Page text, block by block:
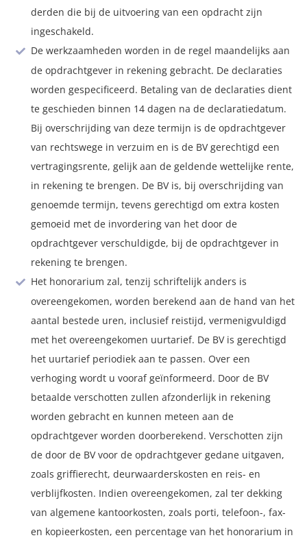
derden die bij de uitvoering van een opdracht zijn
ingeschakeld.
De werkzaamheden worden in de regel maandelijks aan
de opdrachtgever in rekening gebracht. De declaraties
worden gespecificeerd. Betaling van de declaraties dient
te geschieden binnen 14 dagen na de declaratiedatum.
Bij overschrijding van deze termijn is de opdrachtgever
van rechtswege in verzuim en is de BV gerechtigd een
vertragingsrente, gelijk aan de geldende wettelijke rente,
in rekening te brengen. De BV is, bij overschrijding van
genoemde termijn, tevens gerechtigd om extra kosten
gemoeid met de invordering van het door de
opdrachtgever verschuldigde, bij de opdrachtgever in
rekening te brengen.
Het honorarium zal, tenzij schriftelijk anders is
overeengekomen, worden berekend aan de hand van het
aantal bestede uren, inclusief reistijd, vermenigvuldigd
met het overeengekomen uurtarief. De BV is gerechtigd
het uurtarief periodiek aan te passen. Over een
verhoging wordt u vooraf geïnformeerd. Door de BV
betaalde verschotten zullen afzonderlijk in rekening
worden gebracht en kunnen meteen aan de
opdrachtgever worden doorberekend. Verschotten zijn
de door de BV voor de opdrachtgever gedane uitgaven,
zoals griffierecht, deurwaarderskosten en reis- en
verblijfkosten. Indien overeengekomen, zal ter dekking
van algemene kantoorkosten, zoals porti, telefoon-, fax-
en kopieerkosten, een percentage van het honorarium in